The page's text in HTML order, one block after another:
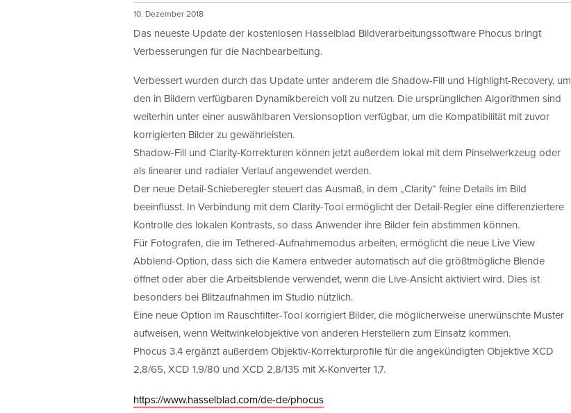
10. Dezember 2018
Das neueste Update der kostenlosen Hasselblad Bildverarbeitungssoftware Phocus bringt
Verbesserungen für die Nachbearbeitung.
Verbessert wurden durch das Update unter anderem die Shadow-Fill und Highlight-Recovery, um
den in Bildern verfügbaren Dynamikbereich voll zu nutzen. Die ursprünglichen Algorithmen sind
weiterhin unter einer auswählbaren Versionsoption verfügbar, um die Kompatibilität mit zuvor
korrigierten Bilder zu gewährleisten.
Shadow-Fill und Clarity-Korrekturen können jetzt außerdem lokal mit dem Pinselwerkzeug oder
als linearer und radialer Verlauf angewendet werden.
Der neue Detail-Schieberegler steuert das Ausmaß, in dem „Clarity“ feine Details im Bild
beeinflusst. In Verbindung mit dem Clarity-Tool ermöglicht der Detail-Regler eine differenziertere
Kontrolle des lokalen Kontrasts, so dass Anwender ihre Bilder fein abstimmen können.
Für Fotografen, die im Tethered-Aufnahmemodus arbeiten, ermöglicht die neue Live View
Abblend-Option, dass sich die Kamera entweder automatisch auf die größtmögliche Blende
öffnet oder aber die Arbeitsblende verwendet, wenn die Live-Ansicht aktiviert wird. Dies ist
besonders bei Blitzaufnahmen im Studio nützlich.
Eine neue Option im Rauschfilter-Tool korrigiert Bilder, die möglicherweise unerwünschte Muster
aufweisen, wenn Weitwinkelobjektive von anderen Herstellern zum Einsatz kommen.
Phocus 3.4 ergänzt außerdem Objektiv-Korrekturprofile für die angekündigten Objektive XCD
2,8/65, XCD 1,9/80 und XCD 2,8/135 mit X-Konverter 1,7.
https://www.hasselblad.com/de-de/phocus